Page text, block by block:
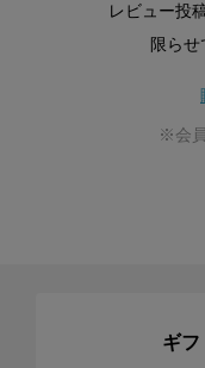
レビュー投
限らせ
※会
ギフ